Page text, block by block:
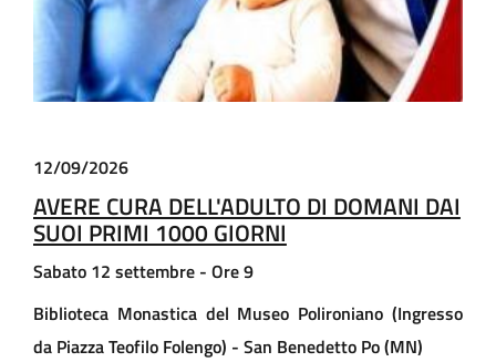
12/09/2026
AVERE CURA DELL'ADULTO DI DOMANI DAI
SUOI PRIMI 1000 GIORNI
Sabato 12 settembre - Ore 9
Biblioteca Monastica del Museo Polironiano (Ingresso
da Piazza Teofilo Folengo) - San Benedetto Po (MN)